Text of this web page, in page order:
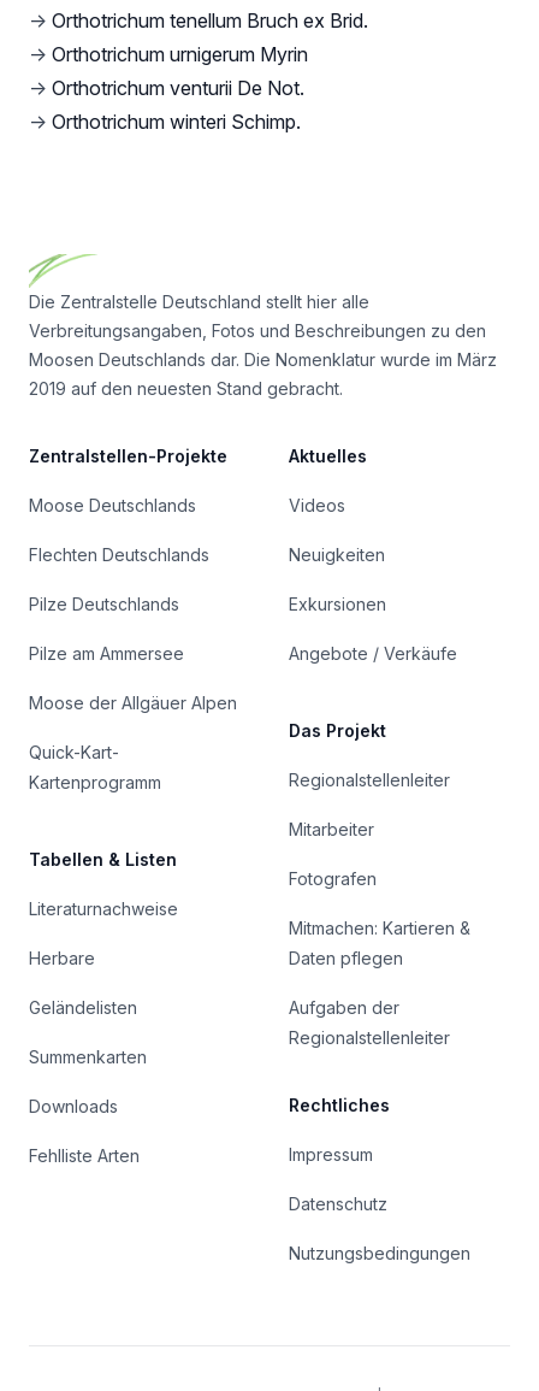
→ Orthotrichum tenellum Bruch ex Brid.
→ Orthotrichum urnigerum Myrin
→ Orthotrichum venturii De Not.
→ Orthotrichum winteri Schimp.
Die Zentralstelle Deutschland stellt hier alle
Verbreitungsangaben, Fotos und Beschreibungen zu den
Moosen Deutschlands dar. Die Nomenklatur wurde im März
2019 auf den neuesten Stand gebracht.
Zentralstellen-Projekte
Moose Deutschlands
Flechten Deutschlands
Pilze Deutschlands
Pilze am Ammersee
Moose der Allgäuer Alpen
Quick-Kart-
Kartenprogramm
Tabellen & Listen
Literaturnachweise
Herbare
Geländelisten
Summenkarten
Downloads
Fehlliste Arten
Aktuelles
Videos
Neuigkeiten
Exkursionen
Angebote / Verkäufe
Das Projekt
Regionalstellenleiter
Mitarbeiter
Fotografen
Mitmachen: Kartieren &
Daten pflegen
Aufgaben der
Regionalstellenleiter
Rechtliches
Impressum
Datenschutz
Nutzungsbedingungen